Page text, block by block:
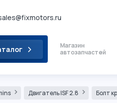
Магазин
автозапчастей
Двигатель ISF 2.8 Болт